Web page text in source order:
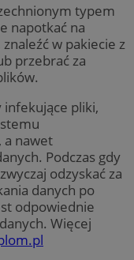
typem
napotkać na
w pakiecie z
przebrać za
pliki,
a nawet
Podczas gdy
odzyskać za
danych po
odpowiednie
Więcej